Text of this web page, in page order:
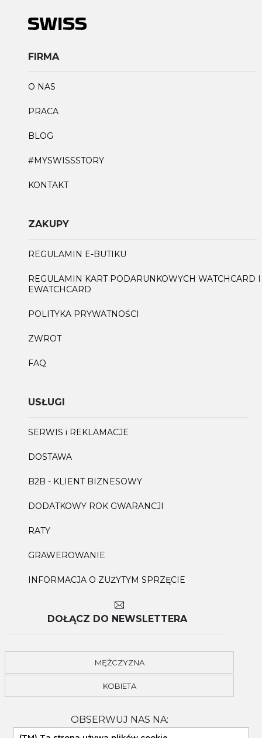
FIRMA
O NAS
PRACA
BLOG
#MYSWISSSTORY
KONTAKT
ZAKUPY
REGULAMIN E-BUTIKU
REGULAMIN KART PODARUNKOWYCH WATCHCARD I
EWATCHCARD
POLITYKA PRYWATNOŚCI
ZWROT
FAQ
USŁUGI
SERWIS i REKLAMACJE
DOSTAWA
B2B - KLIENT BIZNESOWY
DODATKOWY ROK GWARANCJI
RATY
GRAWEROWANIE
INFORMACJA O ZUŻYTYM SPRZĘCIE
DOŁĄCZ DO NEWSLETTERA
MĘŻCZYZNA
KOBIETA
OBSERWUJ NAS NA: